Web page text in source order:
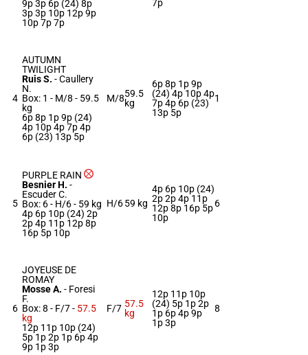
9p 3p 6p (24) 8p
3p 3p 10p 12p 9p
10p 7p 7p
7p
4
AUTUMN
TWILIGHT
Ruis S. -Caullery
N.
Box: 1 - M/8 - 59.5
kg
6p 8p 1p 9p (24)
4p 10p 4p 7p 4p
6p (23) 13p 5p
M/859.5
kg
6p 8p 1p 9p
(24) 4p 10p 4p
7p 4p 6p (23)
13p 5p
1
5
PURPLE RAIN
Besnier H. -
Escuder C.
Box: 6 - H/6 - 59 kg
4p 6p 10p (24) 2p
2p 4p 11p 12p 8p
16p 5p 10p
H/659 kg
4p 6p 10p (24)
2p 2p 4p 11p
12p 8p 16p 5p
10p
6
6
JOYEUSE DE
ROMAY
Mosse A. - Foresi
F.
Box: 8 - F/7 - 57.5
kg
12p 11p 10p (24)
5p 1p 2p 1p 6p 4p
9p 1p 3p
F/7 57.5
kg
12p 11p 10p
(24) 5p 1p 2p
1p 6p 4p 9p
1p 3p
8